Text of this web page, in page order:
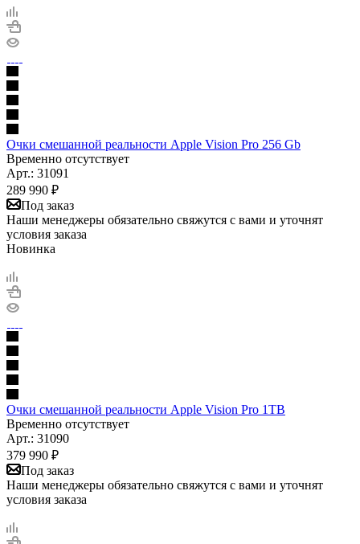
Очки смешанной реальности Apple Vision Pro 256 Gb
Временно отсутствует
Арт.: 31091
289 990 ₽
Под заказ
Наши менеджеры обязательно свяжутся с вами и уточнят
условия заказа
Новинка
Очки смешанной реальности Apple Vision Pro 1TB
Временно отсутствует
Арт.: 31090
379 990 ₽
Под заказ
Наши менеджеры обязательно свяжутся с вами и уточнят
условия заказа